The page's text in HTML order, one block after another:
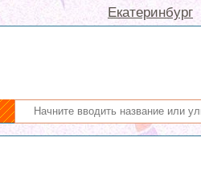
Екатеринбург